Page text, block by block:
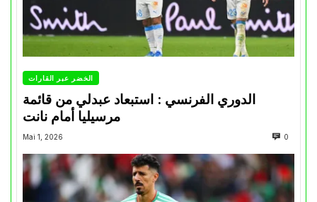
الخضر عبر القارات
الدوري الفرنسي : استبعاد عبدلي من قائمة
مرسيليا أمام نانت
Mai 1, 2026 0